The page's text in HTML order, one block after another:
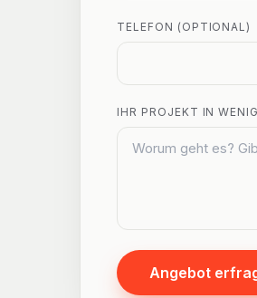
TELEFON (OPTIONAL)
IHR PROJEKT IN
Angebot